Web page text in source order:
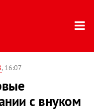
, 16:07
с внуком